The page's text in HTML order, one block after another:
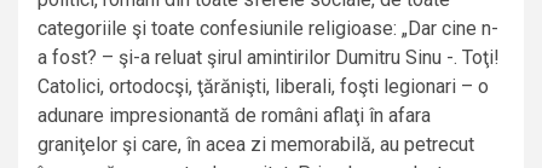
categoriile şi toate confesiunile religioase: „Dar cine n-
a fost? – şi-a reluat şirul amintirilor Dumitru Sinu -. Toţi!
Catolici, ortodocşi, ţărănişti, liberali, foşti legionari – o
adunare impresionantă de români aflaţi în afara
graniţelor şi care, în acea zi memorabilă, au petrecut